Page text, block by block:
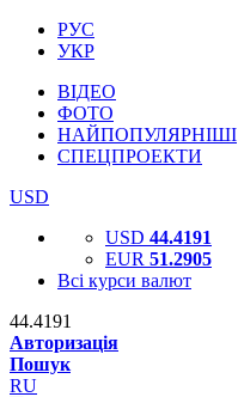
РУС
УКР
ВІДЕО
ФОТО
НАЙПОПУЛЯРНІШІ
СПЕЦПРОЕКТИ
USD
USD 44.4191
EUR 51.2905
Всі курси валют
44.4191
Авторизація
Пошук
RU